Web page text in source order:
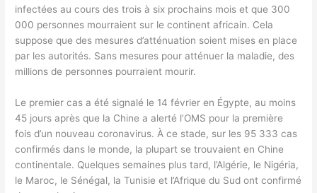
infectées au cours des trois à six prochains mois et que 300
000 personnes mourraient sur le continent africain. Cela
suppose que des mesures d’atténuation soient mises en place
par les autorités. Sans mesures pour atténuer la maladie, des
millions de personnes pourraient mourir.
Le premier cas a été signalé le 14 février en Égypte, au moins
45 jours après que la Chine a alerté l’OMS pour la première
fois d’un nouveau coronavirus. À ce stade, sur les 95 333 cas
confirmés dans le monde, la plupart se trouvaient en Chine
continentale. Quelques semaines plus tard, l’Algérie, le Nigéria,
le Maroc, le Sénégal, la Tunisie et l’Afrique du Sud ont confirmé